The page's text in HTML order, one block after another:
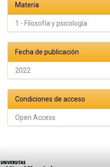
Materia
1 - Filosofía y psicología
Fecha de publicación
2022
Condiciones de acceso
Open Access